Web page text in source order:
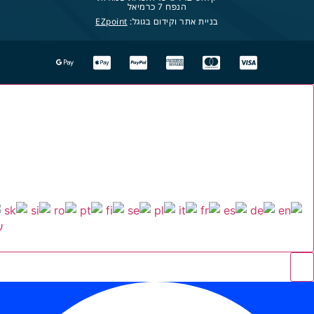
הנפח 7 כרמיאל
בניית אתר וקידום בגוגל: EZpoint